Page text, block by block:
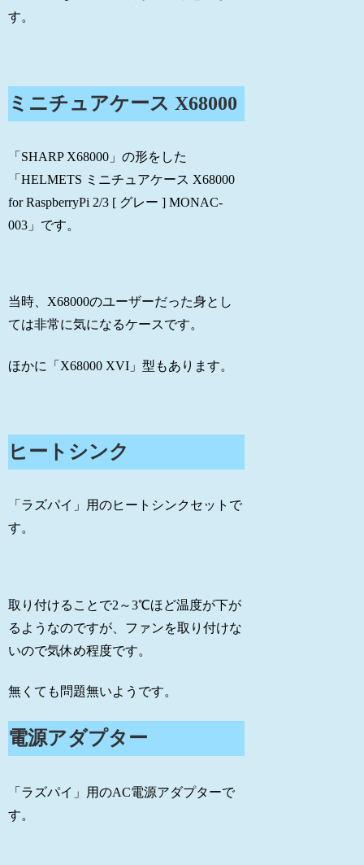
す。
ミニチュアケース X68000
「SHARP X68000」の形をした
「HELMETS ミニチュアケース X68000
for RaspberryPi 2/3 [ グレー ] MONAC-
003」です。
当時、X68000のユーザーだった身とし
ては非常に気になるケースです。
ほかに「X68000 XVI」型もあります。
ヒートシンク
「ラズパイ」用のヒートシンクセットで
す。
取り付けることで2～3℃ほど温度が下が
るようなのですが、ファンを取り付けな
いので気休め程度です。
無くても問題無いようです。
電源アダプター
「ラズパイ」用のAC電源アダプターで
す。